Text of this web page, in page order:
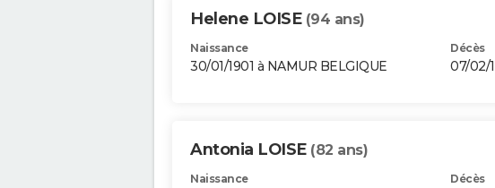
Helene LOISE (94 ans)
Naissance
30/01/1901 à NAMUR BELGIQUE
Décès
07/02/
Antonia LOISE (82 ans)
Naissance Décès